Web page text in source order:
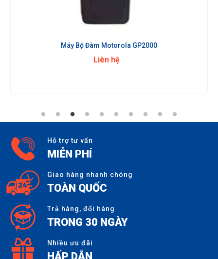
Máy Bộ Đàm Motorola GP2000
Liên hệ
Hỗ trợ tư vấn
MIỄN PHÍ
Giao hàng nhanh chóng
TOÀN QUỐC
Trả hàng, đổi hàng
TRONG 30 NGÀY
Nhiều ưu đãi
HẤP DẪN